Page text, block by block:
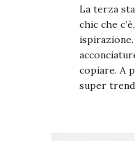
La terza
chic che
copiare. A
super